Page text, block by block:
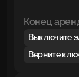
Конец
Выключите
Верните